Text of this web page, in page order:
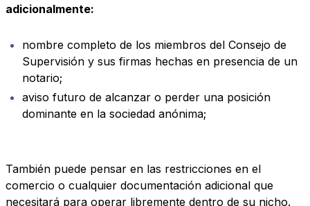
adicionalmente:
nombre completo de los miembros del Consejo de
Supervisión y sus firmas hechas en presencia de un
notario;
aviso futuro de alcanzar o perder una posición
dominante en la sociedad anónima;
También puede pensar en las restricciones en el
comercio o cualquier documentación adicional que
necesitará para operar libremente dentro de su nicho.